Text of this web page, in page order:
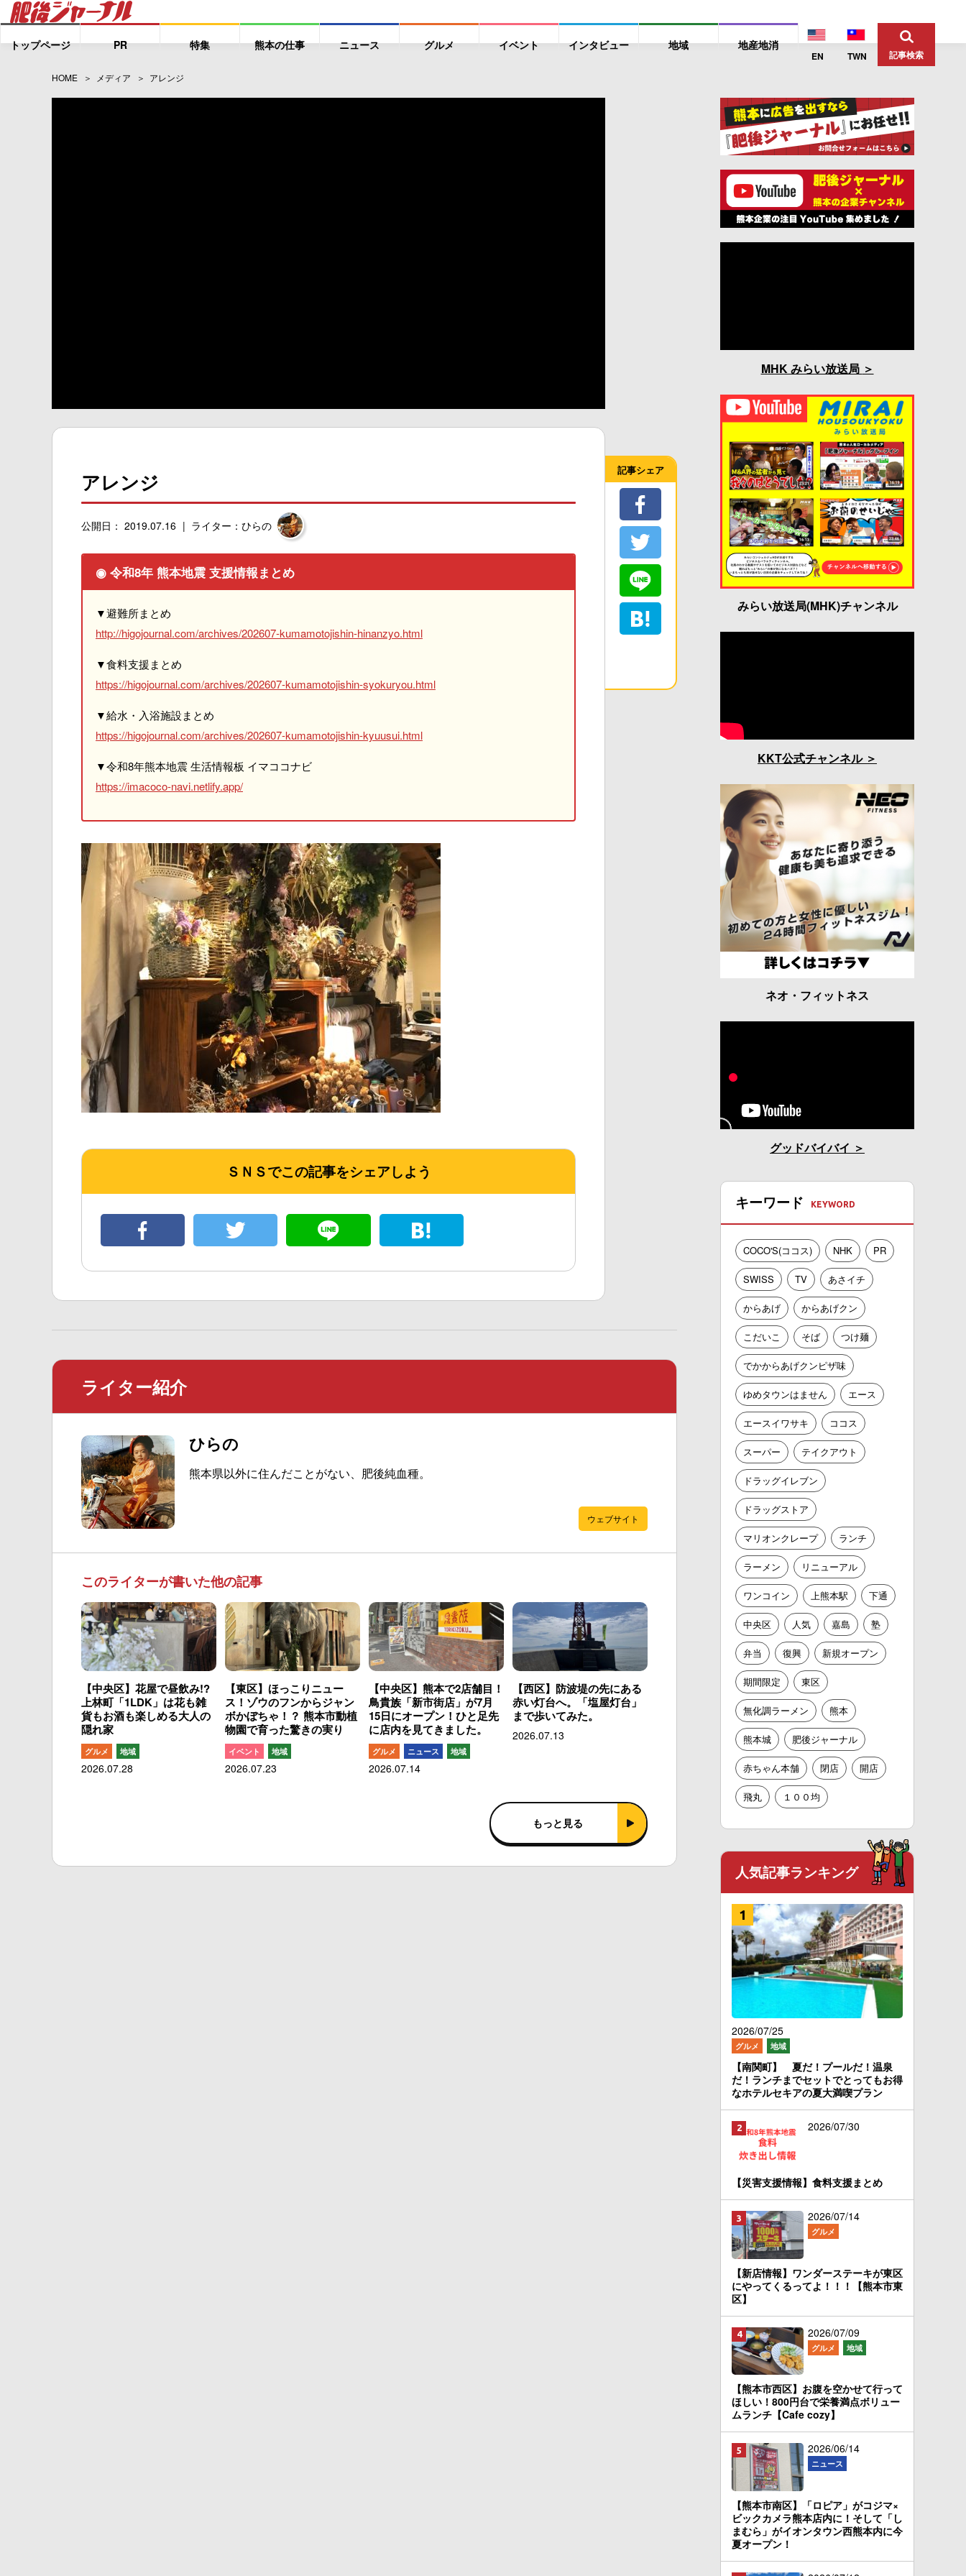
トップページ PR 特集 熊本の仕事 ニュース グルメ イベント インタビュー 地域 地産地消
EN TWN 記事検索
HOME メディア アレンジ
アレンジ
公開日： 2019.07.16 ライター：ひらの
◉ 令和8年 熊本地震 支援情報まとめ
▼避難所まとめ
http://higojournal.com/archives/202607-kumamotojishin-hinanzyo.html
▼食料支援まとめ
https://higojournal.com/archives/202607-kumamotojishin-syokuryou.html
▼給水・入浴施設まとめ
https://higojournal.com/archives/202607-kumamotojishin-kyuusui.html
▼令和8年熊本地震 生活情報板 イマココナビ
https://imacoco-navi.netlify.app/
ＳＮＳでこの記事をシェアしよう
記事シェア
ライター紹介
ひらの
熊本県以外に住んだことがない、肥後純血種。
ウェブサイト
このライターが書いた他の記事
【中央区】花屋で昼飲み!?
上林町「1LDK」は花も雑
貨もお酒も楽しめる大人の
隠れ家
グルメ 地域
2026.07.28
【東区】ほっこりニュー
ス！ゾウのフンからジャン
ボかぼちゃ！？ 熊本市動植
物園で育った驚きの実り
イベント 地域
2026.07.23
【中央区】熊本で2店舗目！
鳥貴族「新市街店」が7月
15日にオープン！ひと足先
に店内を見てきました。
グルメ ニュース 地域
2026.07.14
【西区】防波堤の先にある
赤い灯台へ。「塩屋灯台」
まで歩いてみた。
2026.07.13
もっと見る
MHK みらい放送局
みらい放送局(MHK)チャンネル
KKT公式チャンネル
ネオ・フィットネス
グッドバイバイ
キーワード
COCO'S(ココス) NHK PR
SWISS TV あさイチ
からあげ からあげクン
こだいこ そば つけ麺
でかからあげクンピザ味
ゆめタウンはません エース
エースイワサキ ココス
スーパー テイクアウト
ドラッグイレブン
ドラッグストア
マリオンクレープ ランチ
ラーメン リニューアル
ワンコイン 上熊本駅 下通
中央区 人気 嘉島 塾
弁当 復興 新規オープン
期間限定 東区
無化調ラーメン 熊本
熊本城 肥後ジャーナル
赤ちゃん本舗 閉店 開店
飛丸 １００均
人気記事ランキング
2026/07/25
グルメ 地域
【南関町】 夏だ！プールだ！温泉
だ！ランチまでセットでとってもお得
なホテルセキアの夏大満喫プラン
2026/07/30
【災害支援情報】食料支援まとめ
2026/07/14
グルメ
【新店情報】ワンダーステーキが東区
にやってくるってよ！！！【熊本市東
区】
2026/07/09
グルメ 地域
【熊本市西区】お腹を空かせて行って
ほしい！800円台で栄養満点ボリュー
ムランチ【Cafe cozy】
2026/06/14
ニュース
【熊本市南区】「ロピア」がコジマ×
ビックカメラ熊本店内に！そして「し
まむら」がイオンタウン西熊本内に今
夏オープン！